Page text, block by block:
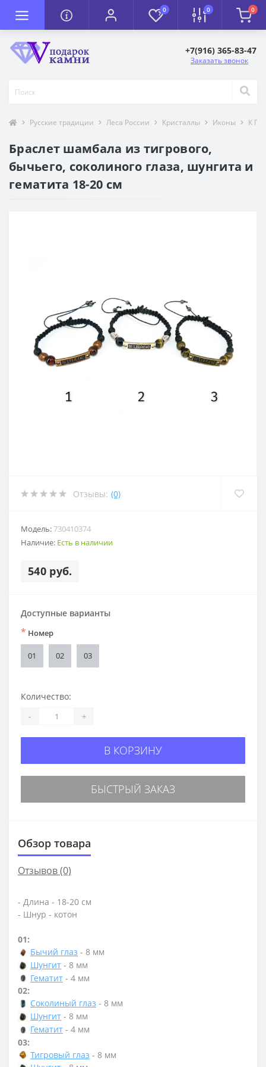
0 0 0
+7(916) 365-83-47
Заказать звонок
Русские традиции Леса России Кристаллы Иконы К
Браслет шамбала из тигрового,
бычьего, соколиного глаза, шунгита и
гематита 18-20 см
Отзывы: (0)
Модель:730410374
Наличие: Есть в наличии
540 руб.
Доступные варианты
* Номер
01 02 03
Количество:
- +
В КОРЗИНУ
БЫСТРЫЙ ЗАКАЗ
Обзор товара
Отзывов (0)
- Длина - 18-20 см
- Шнур - котон
01:
Бычий глаз - 8 мм
Шунгит - 8 мм
Гематит - 4 мм
02:
Соколиный глаз - 8 мм
Шунгит - 8 мм
Гематит - 4 мм
03:
Тигровый глаз - 8 мм